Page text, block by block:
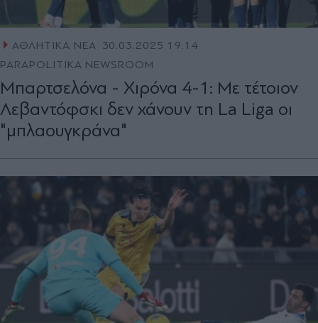
ΑΘΛΗΤΙΚΑ ΝΕΑ 30.03.2025 19:14
PARAPOLITIKA NEWSROOM
Μπαρτσελόνα - Χιρόνα 4-1: Με τέτοιον
Λεβαντόφσκι δεν χάνουν τη La Liga οι
"μπλαουγκράνα"